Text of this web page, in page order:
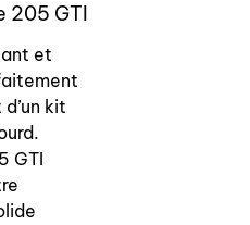
205
Bore
205 GTI
et
kit
GTI